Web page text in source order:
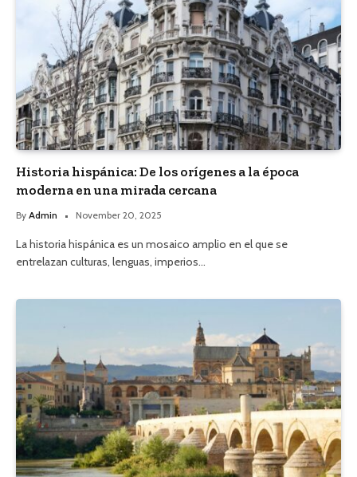
Historia hispánica: De los orígenes a la época
moderna en una mirada cercana
By Admin November 20, 2025
La historia hispánica es un mosaico amplio en el que se
entrelazan culturas, lenguas, imperios…